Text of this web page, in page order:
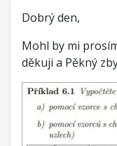
Dobrý den,
Mohl by mi
děkuji a Pěkný